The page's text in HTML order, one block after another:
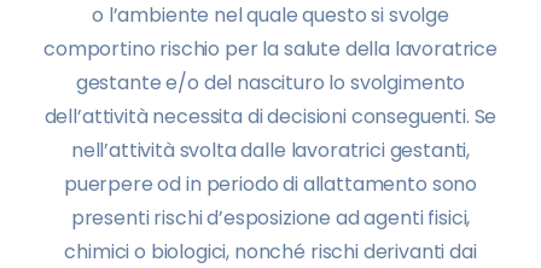
o l’ambiente nel quale questo si svolge
comportino rischio per la salute della lavoratrice
gestante e/o del nascituro lo svolgimento
dell’attività necessita di decisioni conseguenti. Se
nell’attività svolta dalle lavoratrici gestanti,
puerpere od in periodo di allattamento sono
presenti rischi d’esposizione ad agenti fisici,
chimici o biologici, nonché rischi derivanti dai